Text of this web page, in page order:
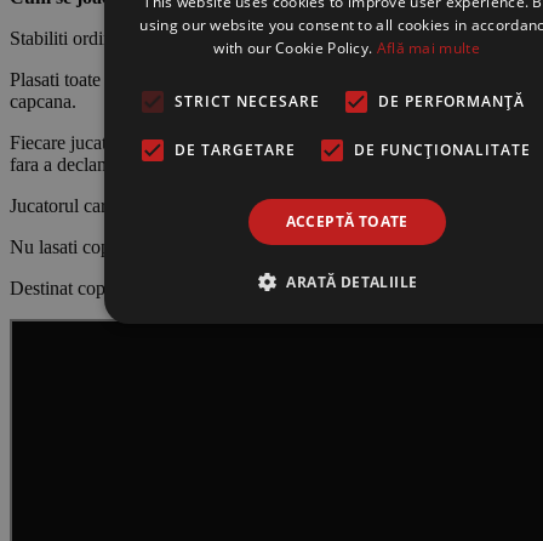
Stabiliti ordinea in care incepeti jocul (puteti trage la sorti).
Plasati toate “triunghiurile de branza” in locasul destinat lor si armati
capcana.
Fiecare jucator trebuie sa incerce sa obtina cat mai multe cartonase,
fara a declansa capcana.
Jucatorul care are cele mai multe cartonase la sfarsit, castiga jocul.
Nu lasati copiii mici sa se joace nesupravegheati.
Destinat copiilor cu varste 5+ .
using our website you consent to all cookies in
with our Cookie Policy. Află mai multe
STRICT NECESARE DE PERFORMANȚĂ
DE TARGETARE DE FUNCŢIONALITATE
ACCEPTĂ TOATE
ARATĂ DETALIILE